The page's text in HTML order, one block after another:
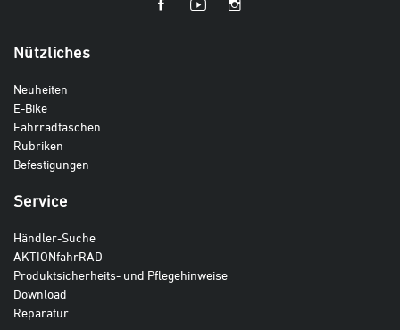
Nützliches
Neuheiten
E-Bike
Fahrradtaschen
Rubriken
Befestigungen
Service
Händler-Suche
AKTIONfahrRAD
Produktsicherheits- und Pflegehinweise
Download
Reparatur